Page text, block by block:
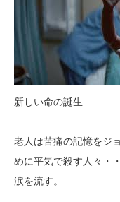
新しい命の誕生
老人は苦痛の記憶をジ
めに平気で殺す人々・
涙を流す。